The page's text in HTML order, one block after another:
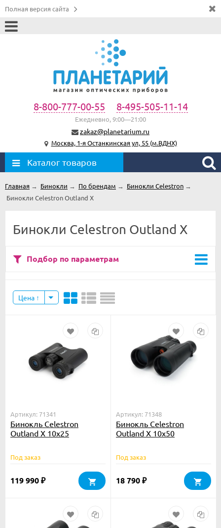
Полная версия сайта
8-800-777-00-55 8-495-505-11-14
Ежедневно, 9:00—21:00
zakaz@planetarium.ru
Москва, 1-я Останкинская ул, 55 (м.ВДНХ)
Каталог товаров
Главная → Бинокли → По брендам → Бинокли Celestron →
Бинокли Celestron Outland X
Бинокли Celestron Outland X
Подбор по параметрам
Цена
Артикул: 71341
Бинокль Celestron
Outland X 10x25
Под заказ
119 990 ₽
Артикул: 71348
Бинокль Celestron
Outland Х 10x50
Под заказ
18 790 ₽